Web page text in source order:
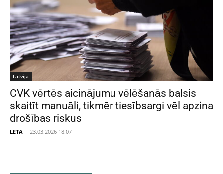
Latvija
CVK vērtēs aicinājumu vēlēšanās balsis
skaitīt manuāli, tikmēr tiesībsargi vēl apzina
drošības riskus
LETA - 23.03.2026 18:07